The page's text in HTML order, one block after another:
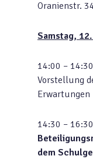
Oranienstr.
Samstag,
14:00 –
Vorstellung
Erwartungen
14:30 –
dem